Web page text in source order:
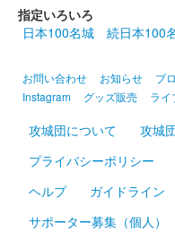
指定いろいろ
日本100名城
続日本100
お問い合わせ お知らせ ブ
Instagram
グッズ販売 ライ
攻城団について 攻城
プライバシーポリシー
ヘルプ
ガイドライン
サポーター募集（個人）